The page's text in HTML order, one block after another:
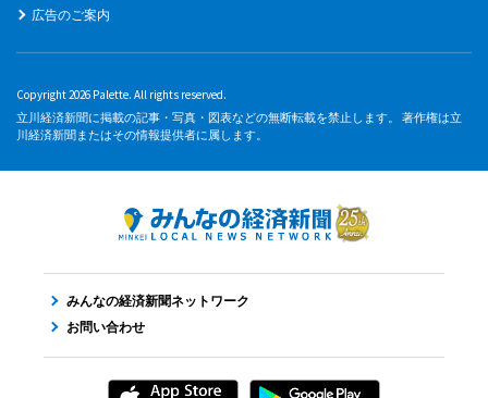
広告のご案内
Copyright 2026 Palette. All rights reserved.
立川経済新聞に掲載の記事・写真・図表などの無断転載を禁止します。 著作権は立
川経済新聞またはその情報提供者に属します。
みんなの経済新聞ネットワーク
お問い合わせ